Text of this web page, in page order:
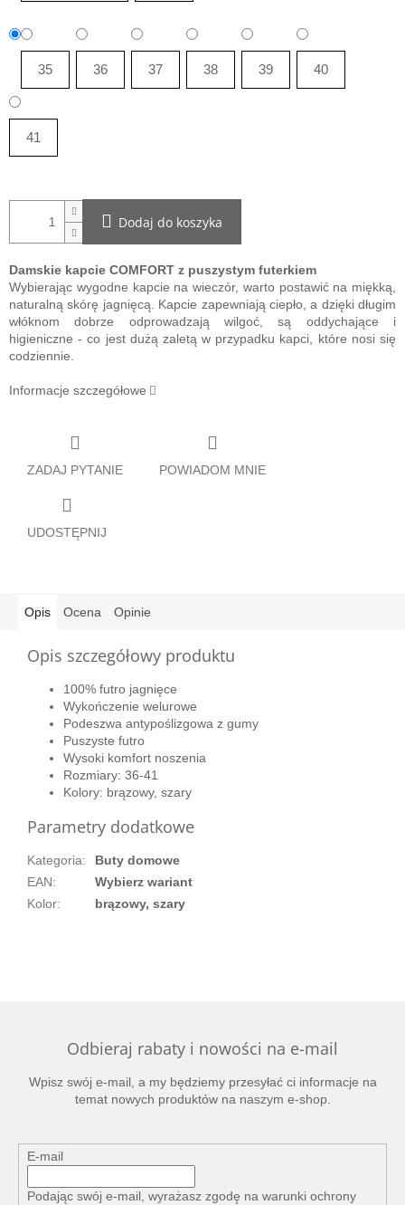
35 36 37 38 39 40
41
Dodaj do koszyka
Damskie kapcie COMFORT z puszystym futerkiem
Wybierając wygodne kapcie na wieczór, warto postawić na miękką,
naturalną skórę jagnięcą. Kapcie zapewniają ciepło, a dzięki długim
włóknom dobrze odprowadzają wilgoć, są oddychające i
higieniczne - co jest dużą zaletą w przypadku kapci, które nosi się
codziennie.
Informacje szczegółowe
ZADAJ PYTANIE POWIADOM MNIE
UDOSTĘPNIJ
Opis Ocena Opinie
Opis szczegółowy produktu
100% futro jagnięce
Wykończenie welurowe
Podeszwa antypoślizgowa z gumy
Puszyste futro
Wysoki komfort noszenia
Rozmiary: 36-41
Kolory: brązowy, szary
Parametry dodatkowe
Kategoria:
Buty domowe
EAN:
Wybierz wariant
Kolor: brązowy, szary
Odbieraj rabaty i nowości na e-mail
Wpisz swój e-mail, a my będziemy przesyłać ci informacje na
temat nowych produktów na naszym e-shop.
E-mail
Podając swój e-mail, wyrażasz zgodę na warunki ochrony